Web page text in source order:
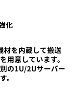
化
を内蔵して搬送
用意しています。
の1U/2Uサーバー
。